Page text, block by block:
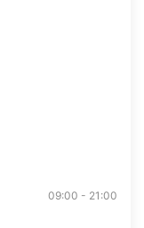
09:00 - 21:00